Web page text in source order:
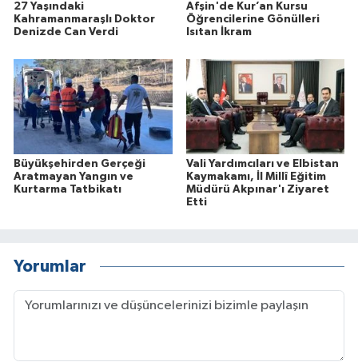
27 Yaşındaki
Kahramanmaraşlı Doktor
Denizde Can Verdi
Afşin'de Kur’an Kursu
Öğrencilerine Gönülleri
Isıtan İkram
Büyükşehirden Gerçeği
Aratmayan Yangın ve
Kurtarma Tatbikatı
Vali Yardımcıları ve Elbistan
Kaymakamı, İl Millî Eğitim
Müdürü Akpınar'ı Ziyaret
Etti
Yorumlar